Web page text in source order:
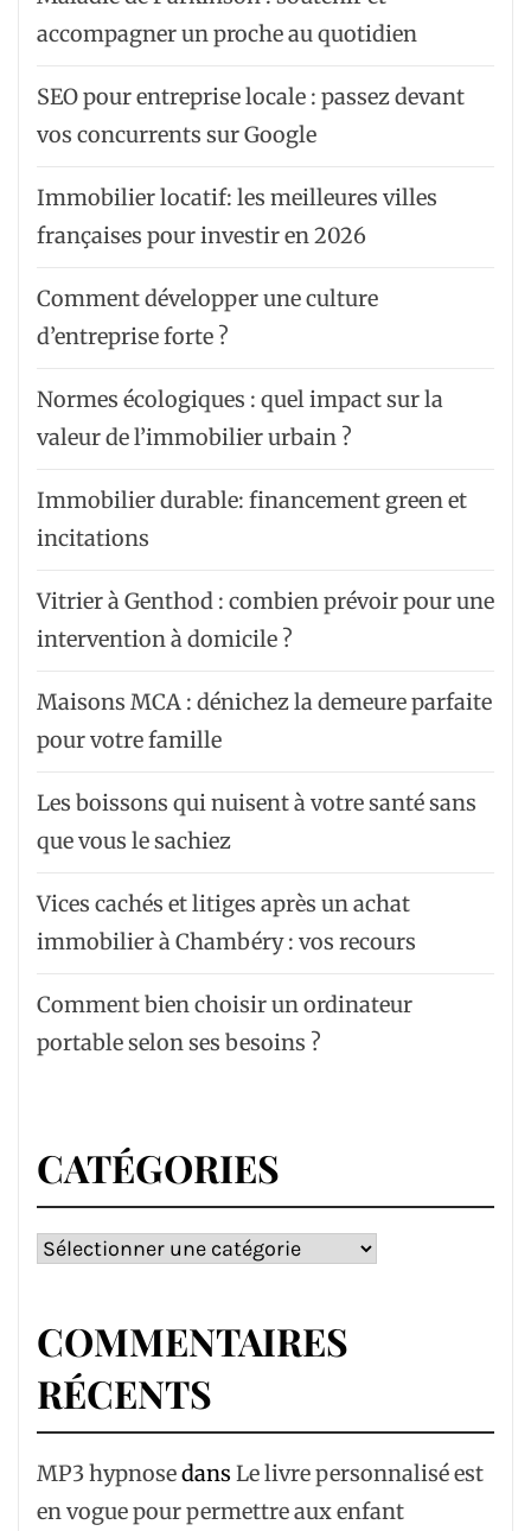
accompagner un proche au quotidien
SEO pour entreprise locale : passez devant
vos concurrents sur Google
Immobilier locatif: les meilleures villes
françaises pour investir en 2026
Comment développer une culture
d’entreprise forte ?
Normes écologiques : quel impact sur la
valeur de l’immobilier urbain ?
Immobilier durable: financement green et
incitations
Vitrier à Genthod : combien prévoir pour une
intervention à domicile ?
Maisons MCA : dénichez la demeure parfaite
pour votre famille
Les boissons qui nuisent à votre santé sans
que vous le sachiez
Vices cachés et litiges après un achat
immobilier à Chambéry : vos recours
Comment bien choisir un ordinateur
portable selon ses besoins ?
CATÉGORIES
Catégories
COMMENTAIRES
RÉCENTS
MP3 hypnosedans Le livre personnalisé est
en vogue pour permettre aux enfant